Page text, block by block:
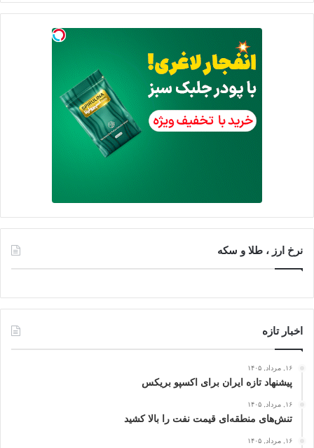
نرخ ارز ، طلا و سکه
اخبار تازه
۱۶, مرداد, ۱۴۰۵
پیشنهاد تازه ایران برای اکسپو بریکس
۱۶, مرداد, ۱۴۰۵
تنش‌های منطقه‌ای قیمت نفت را بالا کشید
۱۶, مرداد, ۱۴۰۵